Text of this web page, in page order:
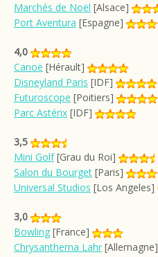
Marchés de Noël [Alsace]
Port Aventura [Espagne]
4,0
Canoë [Hérault]
Disneyland Paris [IDF]
Futuroscope [Poitiers]
Parc Astérix [IDF]
3,5
Mini Golf[Grau du Roi]
Salon du Bourget [Paris]
Universal Studios [Los Angeles]
3,0
Bowling [France]
Chrysanthema Lahr [Allemagne]